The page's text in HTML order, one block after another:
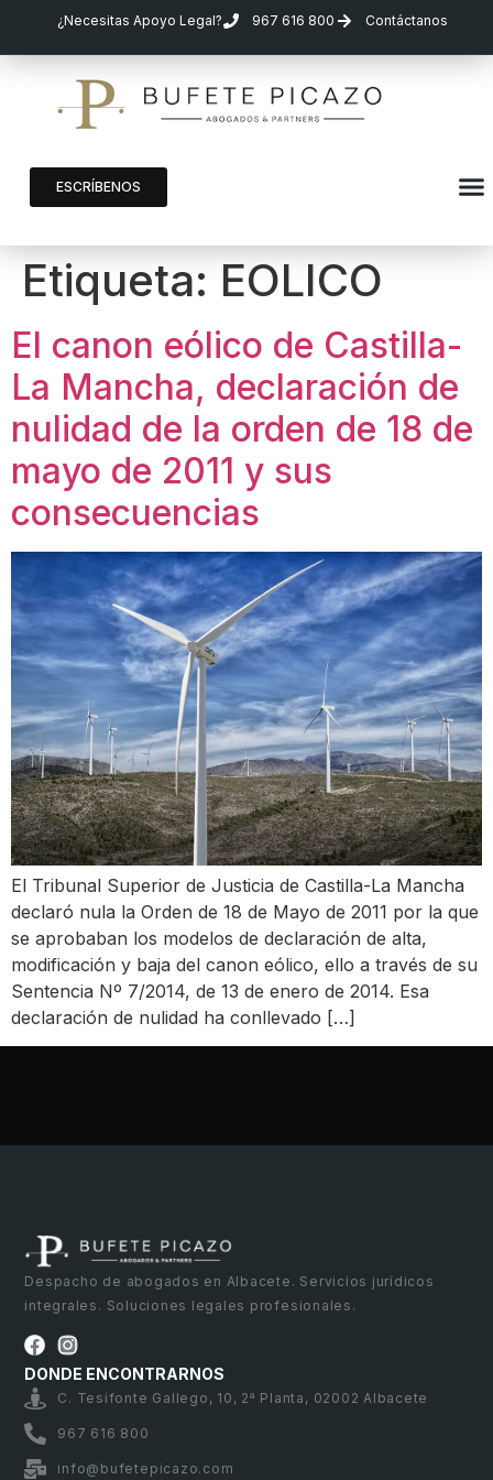
¿Necesitas Apoyo Legal? 967 616 800 Contáctanos
ESCRÍBENOS
Etiqueta: EOLICO
El canon eólico de Castilla-
La Mancha, declaración de
nulidad de la orden de 18 de
mayo de 2011 y sus
consecuencias
El Tribunal Superior de Justicia de Castilla-La Mancha
declaró nula la Orden de 18 de Mayo de 2011 por la que
se aprobaban los modelos de declaración de alta,
modificación y baja del canon eólico, ello a través de su
Sentencia Nº 7/2014, de 13 de enero de 2014. Esa
declaración de nulidad ha conllevado […]
Despacho de abogados en Albacete. Servicios jurídicos
integrales. Soluciones legales profesionales.
DONDE ENCONTRARNOS
C. Tesifonte Gallego, 10, 2ª Planta, 02002 Albacete
967 616 800
info@bufetepicazo.com